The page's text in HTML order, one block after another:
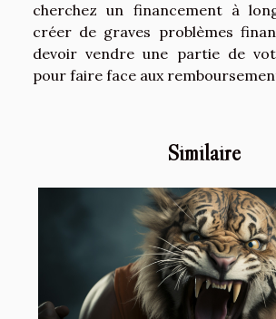
cherchez un financement à
créer de graves problèmes
devoir vendre une partie de
pour faire face aux
Similaire